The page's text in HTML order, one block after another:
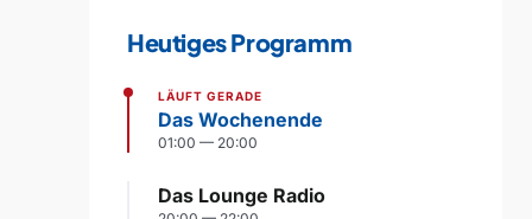
Heutiges Programm
LÄUFT GERADE
Das Wochenende
01:00 — 20:00
Das Lounge Radio